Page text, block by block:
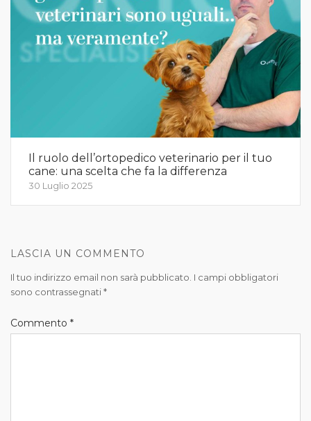
Il ruolo dell’ortopedico veterinario per il tuo
cane: una scelta che fa la differenza
30 Luglio 2025
LASCIA UN COMMENTO
Il tuo indirizzo email non sarà pubblicato. I campi obbligatori
sono contrassegnati*
Commento *